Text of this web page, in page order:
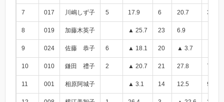
7 017 川嶋しず子 5 17.9 6 20.7 38.6
8 019 加藤木英子 ▲ 25.7 23 6.9
9 024 佐藤 恭子 6 ▲ 18.1 20 ▲ 3.7
10 010 鎌田 禮子 2 ▲ 20.7 21 27.8 7.1
11 001 相原阿城子 ▲ 3.1 14 12.5 9.4